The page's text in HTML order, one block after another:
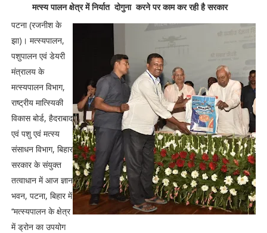
मत्स्य पालन क्षेत्र में निर्यात दोगुना करने पर काम कर रही है सरकार
पटना (रजनीश के
झा)। मत्स्यपालन,
पशुपालन एवं डेयरी
मंत्रालय के
मत्स्यपालन विभाग,
राष्ट्रीय मात्स्यिकी
विकास बोर्ड, हैदराबाद
एवं पशु एवं मत्स्य
संसाधन विभाग, बिहार
सरकार के संयुक्त
तत्वाधान में आज ज्ञान
भवन, पटना, बिहार में
‘‘मत्स्यपालन के क्षेत्र
में ड्रोन का उपयोग